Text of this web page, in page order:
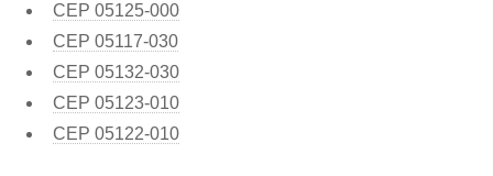
CEP 05125-000
CEP 05117-030
CEP 05132-030
CEP 05123-010
CEP 05122-010